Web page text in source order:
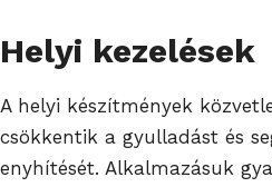
Helyi kezelések
A helyi készítmények
csökkentik a gyulladást és
enyhítését. Alkalmazásuk